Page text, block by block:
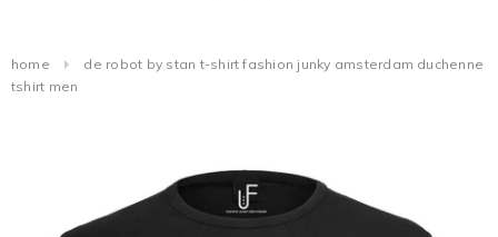
home
de robot by stan t-shirt fashion junky amsterdam duchenne
tshirt men